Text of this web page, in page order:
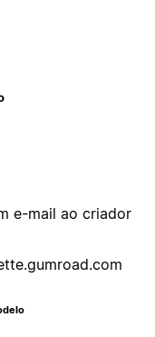
e-mail ao criador